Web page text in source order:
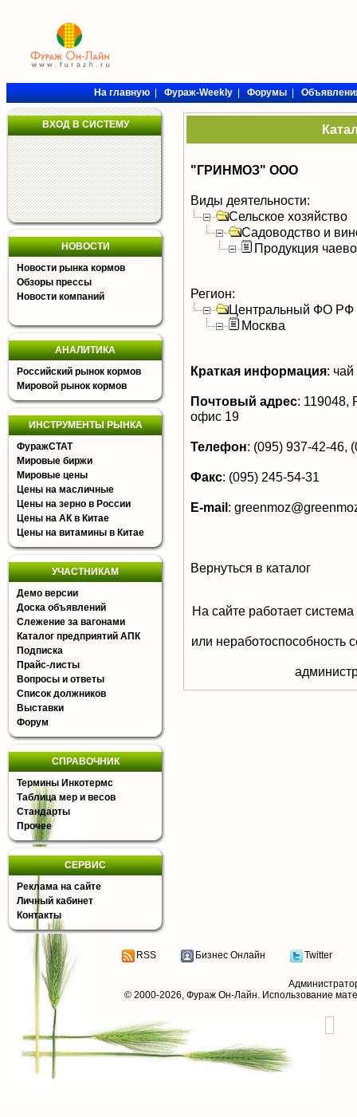
На главную|Фураж-Weekly|Форумы|
ВХОД В СИСТЕМУ
НОВОСТИ
Новости рынка кормов
Обзоры прессы
Новости компаний
АНАЛИТИКА
Российский рынок кормов
Мировой рынок кормов
ИНСТРУМЕНТЫ РЫНКА
ФуражСТАТ
Мировые биржи
Мировые цены
Цены на масличные
Цены на зерно в России
Цены на АК в Китае
Цены на витамины в Китае
УЧАСТНИКАМ
Демо версии
Доска объявлений
Слежение за вагонами
Каталог предприятий АПК
Подписка
Прайс-листы
Вопросы и ответы
Список должников
Выставки
Форум
СПРАВОЧНИК
Термины Инкотермс
Таблица мер и весов
Стандарты
Прочее
СЕРВИС
Реклама на сайте
Личный кабинет
Контакты
"ГРИНМОЗ" ООО
Виды деятельности:
Сельское хозяйство
Садоводство и
Продукция
Регион:
Центральный ФО РФ
Москва
Краткая информация: чай
Почтовый адрес: 119048,
офис 19
Телефон: (095) 937-42-46,
Факс: (095) 245-54-31
E-mail:
Вернуться в каталог
На сайте работает
или неработоспособность
RSS Бизнес Онлайн Twitter
© 2000-2026, Фураж Он-Лайн. Использование